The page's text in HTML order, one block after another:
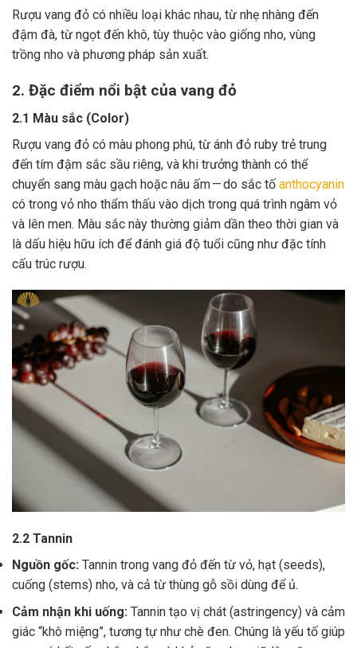
Rượu vang đỏ có nhiều loại khác nhau, từ nhẹ nhàng đến
đậm đà, từ ngọt đến khô, tùy thuộc vào giống nho, vùng
trồng nho và phương pháp sản xuất.
2. Đặc điểm nổi bật của vang đỏ
2.1 Màu sắc (Color)
Rượu vang đỏ có màu phong phú, từ ánh đỏ ruby trẻ trung
đến tím đậm sắc sầu riêng, và khi trưởng thành có thể
chuyển sang màu gạch hoặc nâu ấm — do sắc tố anthocyanin
có trong vỏ nho thẩm thấu vào dịch trong quá trình ngâm vỏ
và lên men. Màu sắc này thường giảm dần theo thời gian và
là dấu hiệu hữu ích để đánh giá độ tuổi cũng như đặc tính
cấu trúc rượu.
2.2 Tannin
Nguồn gốc: Tannin trong vang đỏ đến từ vỏ, hạt (seeds),
cuống (stems) nho, và cả từ thùng gỗ sồi dùng để ủ.
Cảm nhận khi uống: Tannin tạo vị chát (astringency) và cảm
giác “khô miệng”, tương tự như chè đen. Chúng là yếu tố giúp